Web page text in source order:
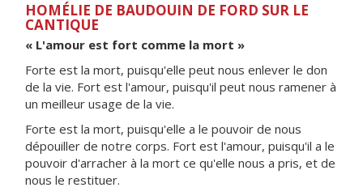
HOMÉLIE DE BAUDOUIN DE FORD SUR LE
CANTIQUE
« L'amour est fort comme la mort »
Forte est la mort, puisqu'elle peut nous enlever le don
de la vie. Fort est l'amour, puisqu'il peut nous ramener à
un meilleur usage de la vie.
Forte est la mort, puisqu'elle a le pouvoir de nous
dépouiller de notre corps. Fort est l'amour, puisqu'il a le
pouvoir d'arracher à la mort ce qu'elle nous a pris, et de
nous le restituer.